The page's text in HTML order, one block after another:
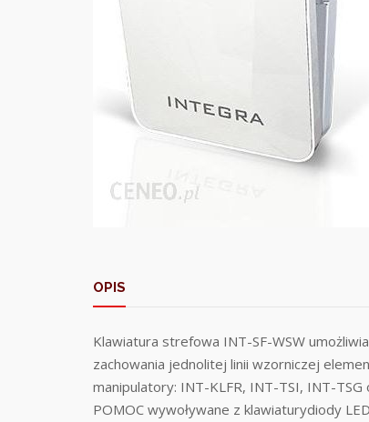
OPIS
Klawiatura strefowa INT-SF-WSW
zachowania jednolitej linii wzorniczej
manipulatory: INT-KLFR, INT-TSI, INT-
POMOC wywoływane z klawiaturydiody